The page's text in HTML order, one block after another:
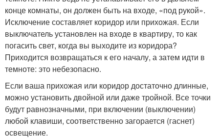
конце комнаты, он должен быть на входе, «под рукой».
Исключение составляет коридор или прихожая. Если
выключатель установлен на входе в квартиру, то как
погасить свет, когда вы выходите из коридора?
Приходится возвращаться к его началу, а затем идти в
темноте: это небезопасно.
Если ваша прихожая или коридор достаточно длинные,
можно установить двойной или даже тройной. Все точки
будут равнозначными, при включении (выключении)
любой клавиши, соответственно загорается (гаснет)
освещение.